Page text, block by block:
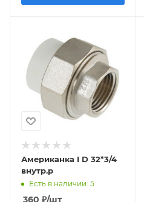
Американка I D 32*3/4
внутр.р
Есть в наличии: 5
360 ₽/шт